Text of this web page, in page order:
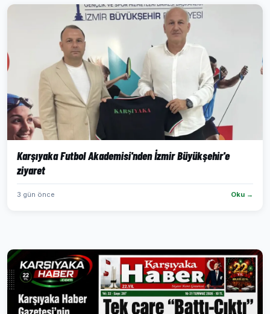
Karşıyaka Futbol Akademisi'nden İzmir Büyükşehir'e
ziyaret
3 gün önce Oku →